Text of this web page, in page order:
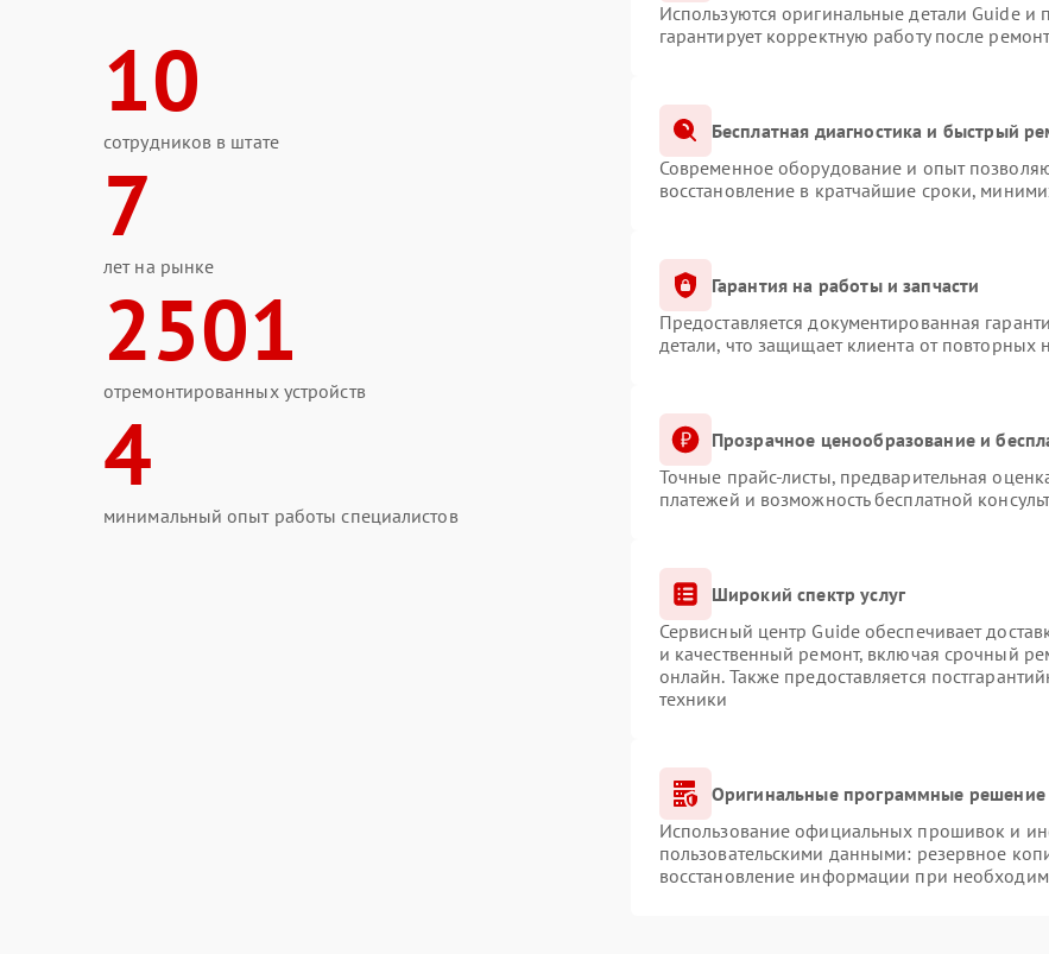
10
сотрудников в штате
7
лет на рынке
2501
отремонтированных устройств
4
минимальный опыт работы специалистов
Используются оригинальные детали Guide
гарантирует корректную работу после
Бесплатная диагностика и быстрый
Современное оборудование и опыт
восстановление в кратчайшие сроки,
Гарантия на работы и запчасти
Предоставляется документированная
детали, что защищает клиента от повторных
Прозрачное ценообразование и
Точные прайс-листы, предварительная
платежей и возможность бесплатной
Широкий спектр услуг
Сервисный центр Guide обеспечивает
и качественный ремонт, включая срочный
онлайн. Также предоставляется
техники
Оригинальные программные
Использование официальных прошивок и
пользовательскими данными: резервное
восстановление информации при